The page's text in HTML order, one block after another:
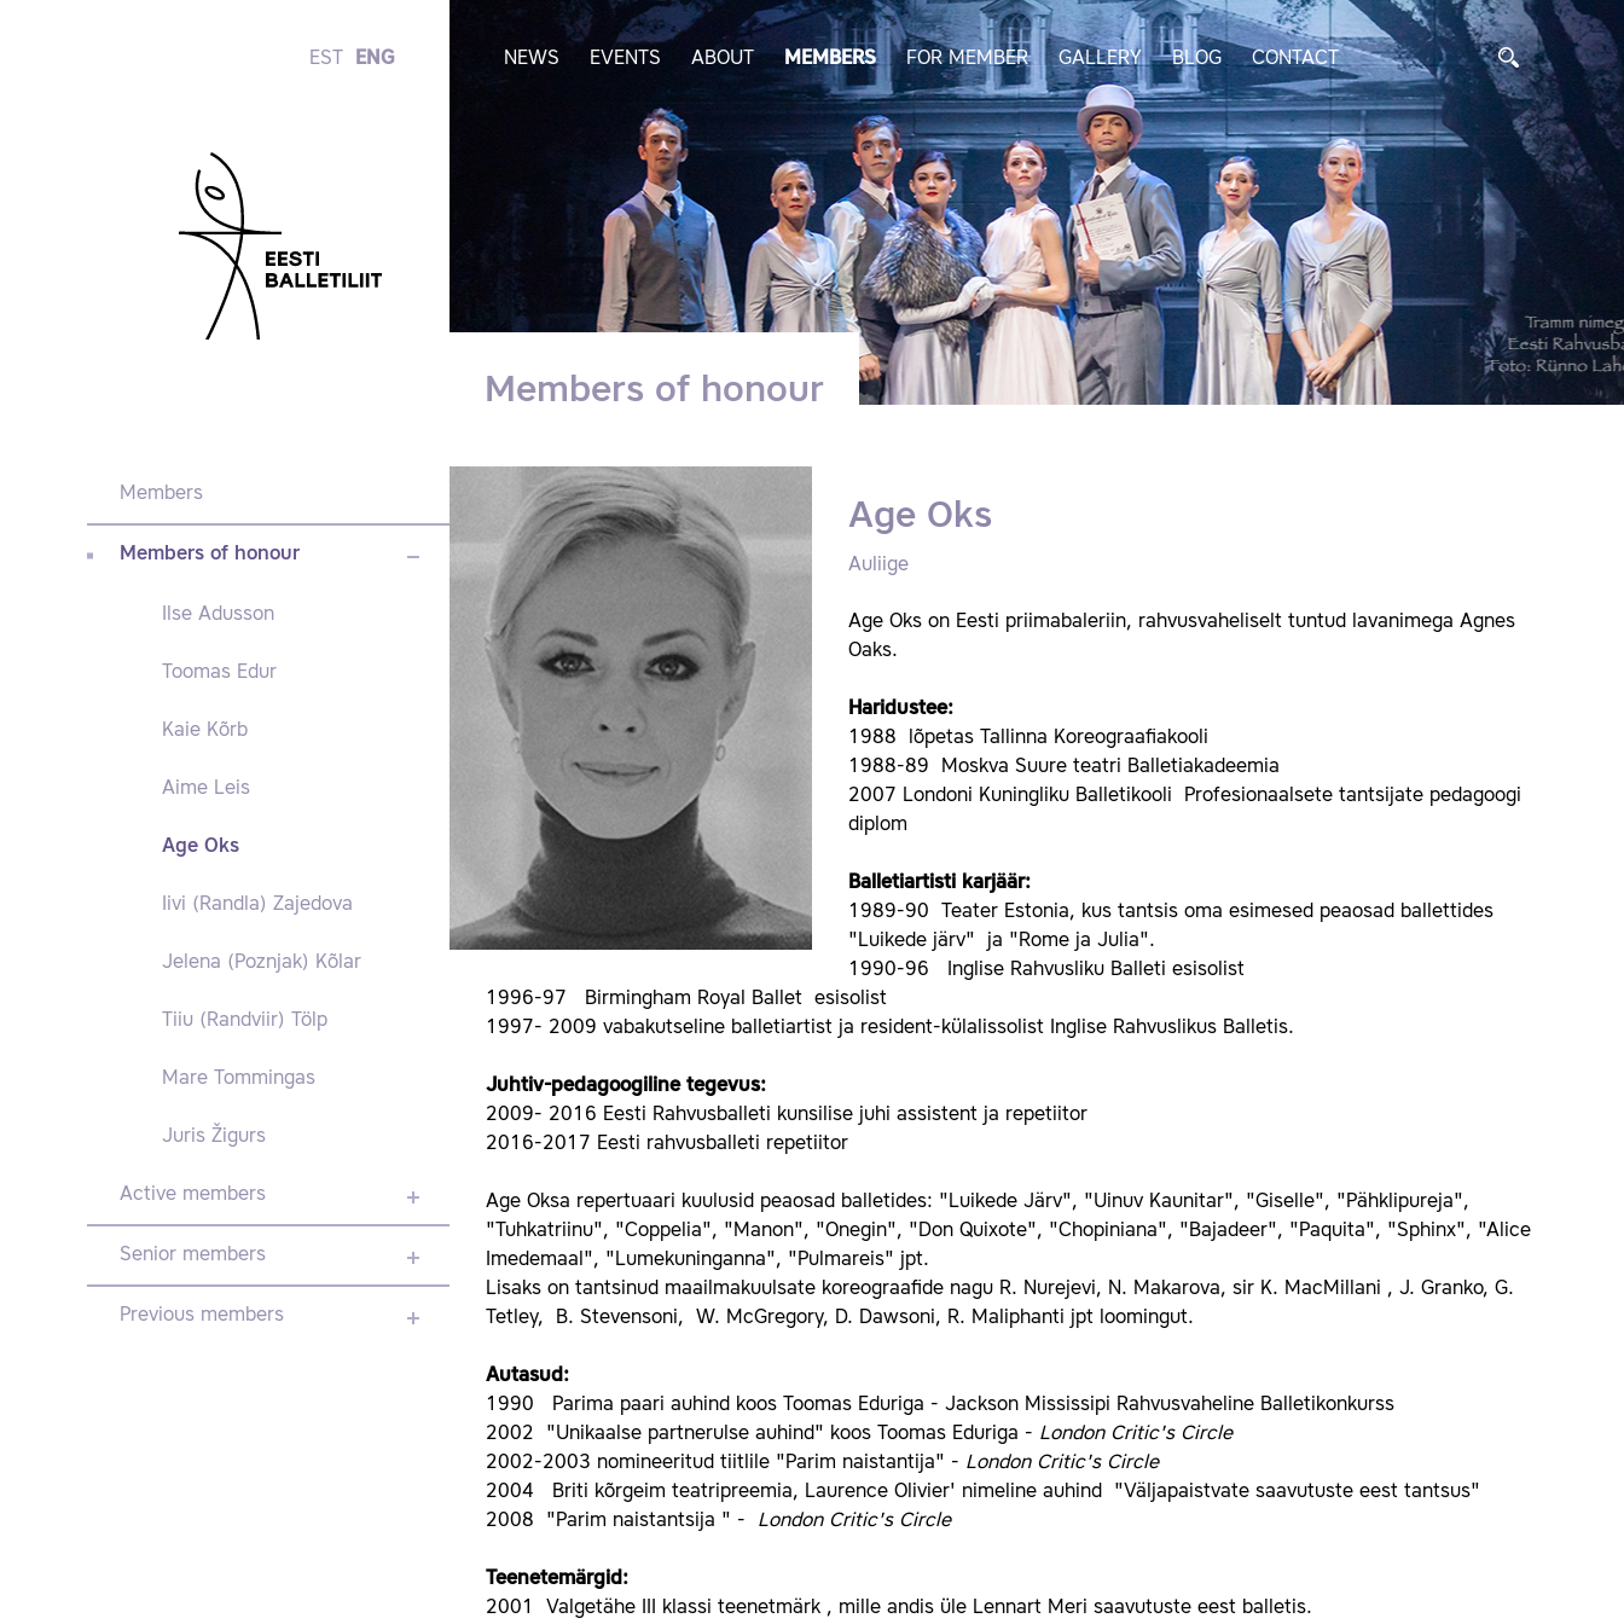
EST ENG NEWS EVENTS ABOUT MEMBERS FOR MEMBER GALLERY BLOG CONTACT
Members of honour
Members
Members of honour
Ilse Adusson
Toomas Edur
Kaie Kõrb
Aime Leis
Age Oks
Iivi (Randla) Zajedova
Jelena (Poznjak) Kõlar
Tiiu (Randviir) Tölp
Mare Tommingas
Juris Žigurs
Active members
Senior members
Previous members
Age Oks
Auliige
Age Oks on Eesti priimabaleriin, rahvusvaheliselt tuntud lavanimega Agnes
Oaks.
Haridustee:
1988 lõpetas Tallinna Koreograafiakooli
1988-89 Moskva Suure teatri Balletiakadeemia
2007 Londoni Kuningliku Balletikooli Profesionaalsete tantsijate pedagoogi
diplom
Balletiartisti karjäär:
1989-90 Teater Estonia, kus tantsis oma esimesed peaosad ballettides
"Luikede järv" ja "Rome ja Julia".
1990-96 Inglise Rahvusliku Balleti esisolist
1996-97 Birmingham Royal Ballet esisolist
1997- 2009 vabakutseline balletiartist ja resident-külalissolist Inglise Rahvuslikus Balletis.
Juhtiv-pedagoogiline tegevus:
2009- 2016 Eesti Rahvusballeti kunsilise juhi assistent ja repetiitor
2016-2017 Eesti rahvusballeti repetiitor
Age Oksa repertuaari kuulusid peaosad balletides: "Luikede Järv", "Uinuv Kaunitar", "Giselle", "Pähklipureja",
"Tuhkatriinu", "Coppelia", "Manon", "Onegin", "Don Quixote", "Chopiniana", "Bajadeer", "Paquita", "Sphinx", "Alice
Imedemaal", "Lumekuninganna", "Pulmareis" jpt.
Lisaks on tantsinud maailmakuulsate koreograafide nagu R. Nurejevi, N. Makarova, sir K. MacMillani , J. Granko, G.
Tetley, B. Stevensoni, W. McGregory, D. Dawsoni, R. Maliphanti jpt loomingut.
Autasud:
1990 Parima paari auhind koos Toomas Eduriga - Jackson Mississipi Rahvusvaheline Balletikonkurss
2002 "Unikaalse partnerulse auhind" koos Toomas Eduriga - London Critic's Circle
2002-2003 nomineeritud tiitlile "Parim naistantija" - London Critic's Circle
2004 Briti kõrgeim teatripreemia, Laurence Olivier' nimeline auhind "Väljapaistvate saavutuste eest tantsus"
2008 "Parim naistantsija " - London Critic's Circle
Teenetemärgid:
2001 Valgetähe III klassi teenetmärk , mille andis üle Lennart Meri saavutuste eest balletis.